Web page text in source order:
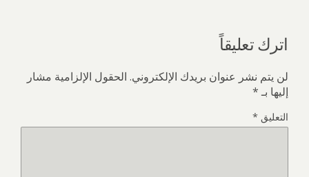
اترك تعليقاً
لن يتم نشر عنوان بريدك الإلكتروني. الحقول الإلزامية مشار
إليها بـ*
التعليق *